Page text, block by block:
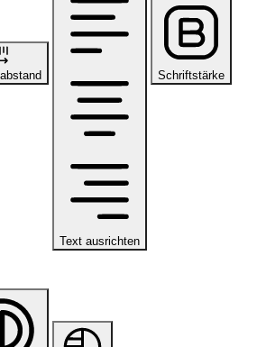
Text ausrichten
Schriftstärke